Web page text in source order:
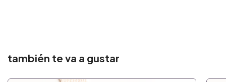
también te va a gustar